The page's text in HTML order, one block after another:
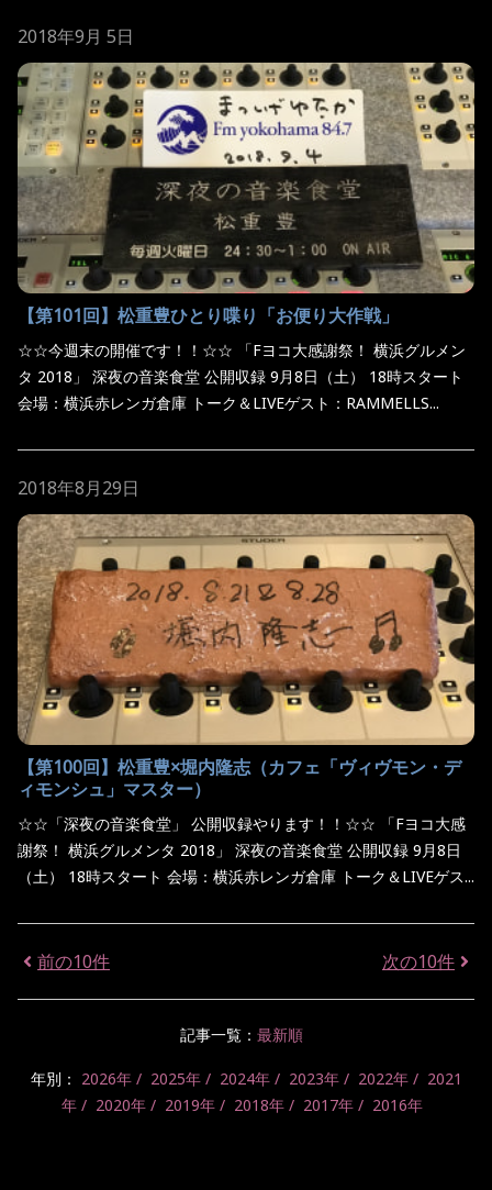
2018年9月 5日
【第101回】松重豊ひとり喋り「お便り大作戦」
☆☆今週末の開催です！！☆☆ 「Fヨコ大感謝祭！ 横浜グルメン
タ 2018」 深夜の音楽食堂 公開収録 9月8日（土） 18時スタート
会場：横浜赤レンガ倉庫 トーク＆LIVEゲスト：RAMMELLS...
2018年8月29日
【第100回】松重豊×堀内隆志（カフェ「ヴィヴモン・デ
ィモンシュ」マスター）
☆☆「深夜の音楽食堂」 公開収録やります！！☆☆ 「Fヨコ大感
謝祭！ 横浜グルメンタ 2018」 深夜の音楽食堂 公開収録 9月8日
（土） 18時スタート 会場：横浜赤レンガ倉庫 トーク＆LIVEゲス...
前の10件 次の10件
記事一覧： 最新順
年別： 2026年 2025年 2024年 2023年 2022年
2021
年
2020年 2019年 2018年 2017年 2016年